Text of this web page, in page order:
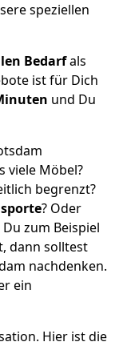
speziellen
Bedarfals
ist für Dich
und Du
viele Möbel?
begrenzt?
? Oder
zum Beispiel
dann solltest
nachdenken.
ein
Hier ist die